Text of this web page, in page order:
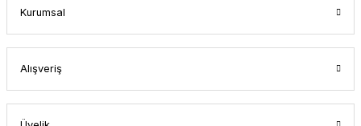
Kurumsal
Alışveriş